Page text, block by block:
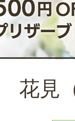
花見